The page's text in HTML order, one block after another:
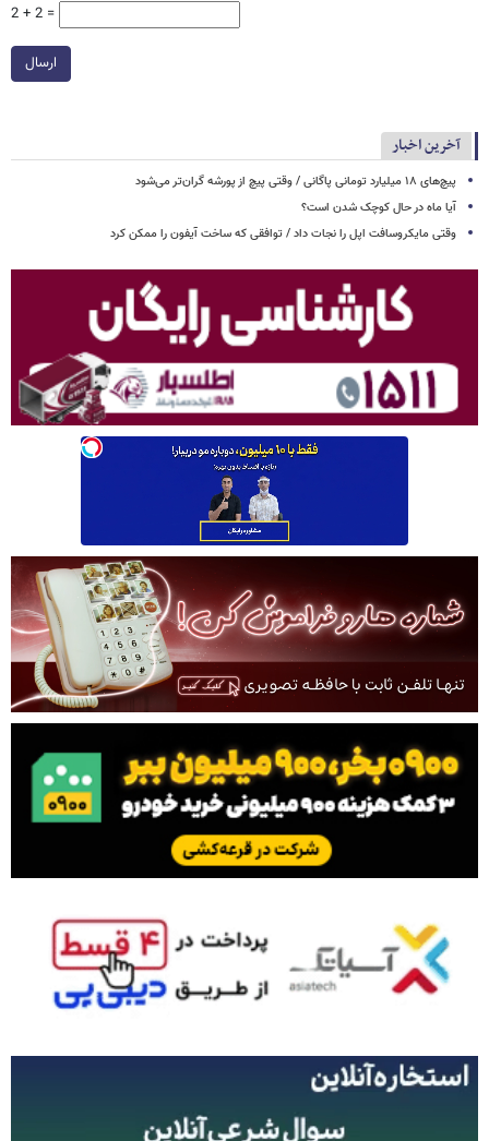
2 + 2 =
ارسال
آخرین اخبار
پیچ‌های ۱۸ میلیارد تومانی پاگانی / وقتی پیچ از پورشه گران‌تر می‌شود
آیا ماه در حال کوچک شدن است؟
وقتی مایکروسافت اپل را نجات داد / توافقی که ساخت آیفون را ممکن کرد